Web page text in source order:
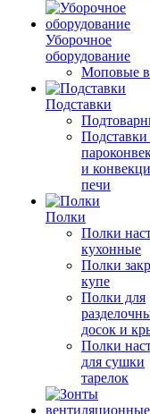
Уборочное
оборудование
Моповые
Подставки
и
печи
Полки
Полки
кухонные
Полки
купе
Полки для
досок и
Полки
для сушки
тарелок